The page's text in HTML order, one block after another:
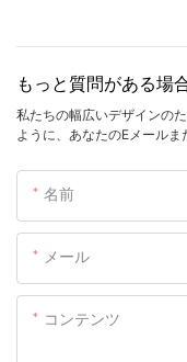
もっと質問がある場
私たちの幅広いデザインの
ように、あなたのEメールま
名前
メール
コンテンツ